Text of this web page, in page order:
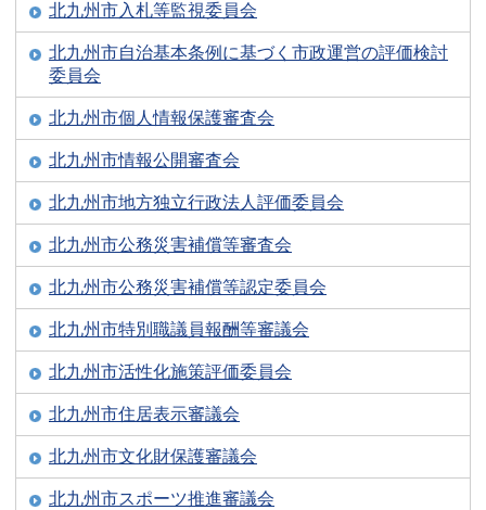
北九州市入札等監視委員会
北九州市自治基本条例に基づく市政運営の評価検討
委員会
北九州市個人情報保護審査会
北九州市情報公開審査会
北九州市地方独立行政法人評価委員会
北九州市公務災害補償等審査会
北九州市公務災害補償等認定委員会
北九州市特別職議員報酬等審議会
北九州市活性化施策評価委員会
北九州市住居表示審議会
北九州市文化財保護審議会
北九州市スポーツ推進審議会